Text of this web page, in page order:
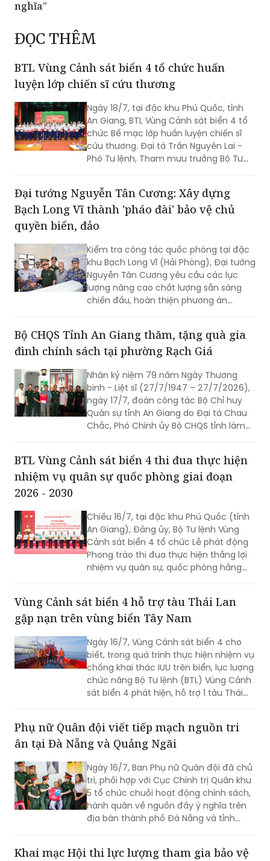
nghĩa”
ĐỌC THÊM
BTL Vùng Cảnh sát biển 4 tổ chức huấn
luyện lớp chiến sĩ cứu thương
Ngày 18/7, tại đặc khu Phú Quốc, tỉnh
An Giang, BTL Vùng Cảnh sát biển 4 tổ
chức Bế mạc lớp huấn luyện chiến sĩ
cứu thương. Đại tá Trần Nguyên Lai -
Phó Tư lệnh, Tham mưu trưởng Bộ Tư
Đại tướng Nguyễn Tân Cương: Xây dựng
Bạch Long Vĩ thành 'pháo đài' bảo vệ chủ
quyền biển, đảo
Kiểm tra công tác quốc phòng tại đặc
khu Bạch Long Vĩ (Hải Phòng), Đại tướng
Nguyễn Tân Cương yêu cầu các lực
lượng nâng cao chất lượng sẵn sàng
chiến đấu, hoàn thiện phương án
biển với củng cố quốc phòng, an ninh.
Bộ CHQS Tỉnh An Giang thăm, tặng quà gia
đình chính sách tại phường Rạch Giá
Nhân kỷ niệm 79 năm Ngày Thương
binh - Liệt sĩ (27/7/1947 – 27/7/2026),
ngày 17/7, đoàn công tác Bộ Chỉ huy
Quân sự tỉnh An Giang do Đại tá Chau
Chắc, Phó Chính ủy Bộ CHQS tỉnh làm
phòng tặng các gia đình chính sách,
người có công với cách mạng trên địa
BTL Vùng Cảnh sát biển 4 thi đua thực hiện
nhiệm vụ quân sự quốc phòng giai đoạn
2026 - 2030
Chiều 16/7, tại đặc khu Phú Quốc (tỉnh
An Giang), Đảng ủy, Bộ Tư lệnh Vùng
Cảnh sát biển 4 tổ chức Lễ phát động
Phong trào thi đua thực hiện thắng lợi
nhiệm vụ quân sự, quốc phòng hằng
ủy, Chính ủy, Chủ tịch Hội đồng Thi đua
- Khen thưởng Bộ Tư lệnh Vùng Cảnh
Vùng Cảnh sát biển 4 hỗ trợ tàu Thái Lan
gặp nạn trên vùng biển Tây Nam
Ngày 16/7, Vùng Cảnh sát biển 4 cho
biết, trong quá trình thực hiện nhiệm vụ
chống khai thác IUU trên biển, lực lượng
chức năng Bộ Tư lệnh (BTL) Vùng Cảnh
sát biển 4 phát hiện, hỗ trợ 1 tàu Thái
Phụ nữ Quân đội viết tiếp mạch nguồn tri
ân tại Đà Nẵng và Quảng Ngãi
Ngày 16/7, Ban Phụ nữ Quân đội đã chủ
trì, phối hợp với Cục Chính trị Quân khu
5 tổ chức chuỗi hoạt động chính sách,
hành quân về nguồn đầy ý nghĩa trên
địa bàn thành phố Đà Nẵng và tỉnh
Khai mạc Hội thi lực lượng tham gia bảo vệ